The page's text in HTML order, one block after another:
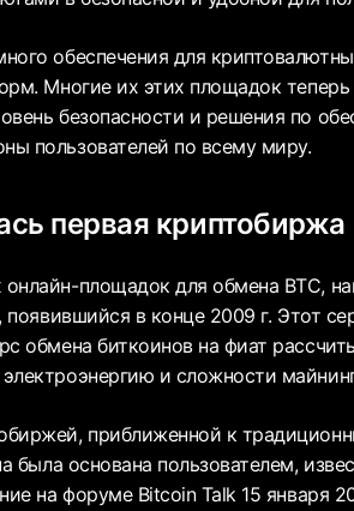
обеспечения для
Многие их этих площадок
безопасности и решения по
пользователей по всему миру.
первая криптобиржа
площадок для обмена BTC,
в конце 2009 г. Этот
обмена биткоинов на фиат
и сложности
приближенной к
была основана пользователем,
на форуме Bitcoin Talk 15 января